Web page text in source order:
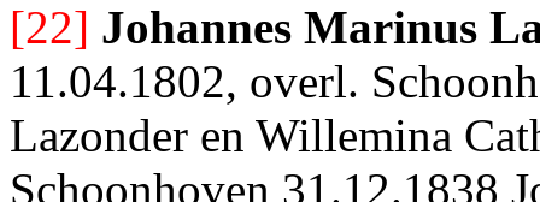
[22] Johannes Marinus
11.04.1802, overl.
Lazonder en Willemina
Schoonhoven 31.12.1838